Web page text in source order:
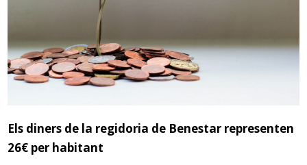
Els diners de la regidoria de Benestar representen
26€ per habitant